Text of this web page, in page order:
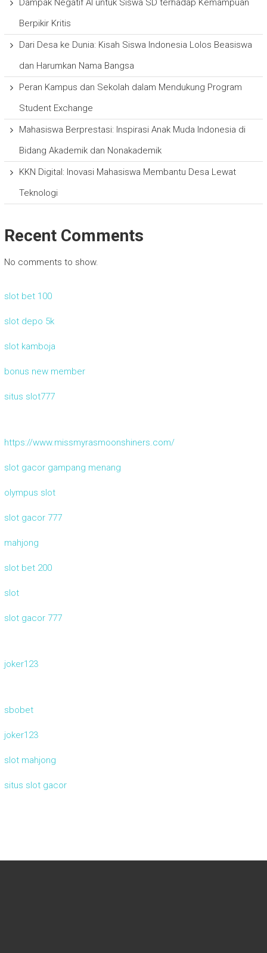
Dampak Negatif AI untuk Siswa SD terhadap Kemampuan
Berpikir Kritis
Dari Desa ke Dunia: Kisah Siswa Indonesia Lolos Beasiswa
dan Harumkan Nama Bangsa
Peran Kampus dan Sekolah dalam Mendukung Program
Student Exchange
Mahasiswa Berprestasi: Inspirasi Anak Muda Indonesia di
Bidang Akademik dan Nonakademik
KKN Digital: Inovasi Mahasiswa Membantu Desa Lewat
Teknologi
Recent Comments
No comments to show.
slot bet 100
slot depo 5k
slot kamboja
bonus new member
situs slot777
https://www.missmyrasmoonshiners.com/
slot gacor gampang menang
olympus slot
slot gacor 777
mahjong
slot bet 200
slot
slot gacor 777
joker123
sbobet
joker123
slot mahjong
situs slot gacor